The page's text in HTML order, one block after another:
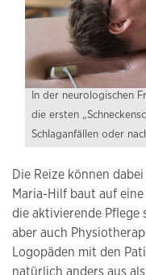
In der neurologischen
die ersten
Schlaganfällen oder
Die Reize können
Maria-Hilf baut auf
die aktivierende Pflege
aber auch
Logopäden mit den
natürlich anders aus